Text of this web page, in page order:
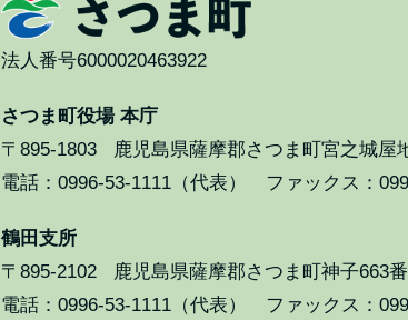
法人番号6000020463922
さつま町役場 本庁
〒895-1803
鹿児島県薩摩郡さつま町宮之城屋
電話：0996-53-1111（代表） ファックス：
鶴田支所
〒895-2102
鹿児島県薩摩郡さつま町神子663
電話：0996-53-1111（代表） ファックス：